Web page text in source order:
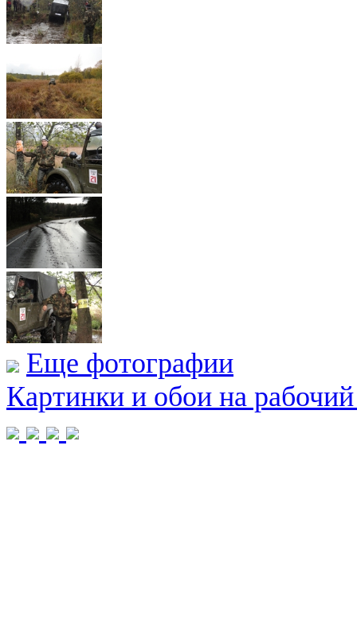
Еще фотографии
Картинки и обои на